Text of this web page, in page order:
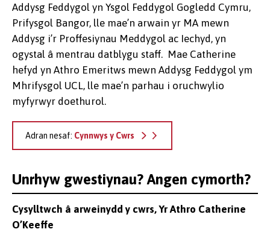
Addysg Feddygol yn Ysgol Feddygol Gogledd Cymru,
Prifysgol Bangor, lle mae’n arwain yr MA mewn
Addysg i’r Proffesiynau Meddygol ac Iechyd, yn
ogystal â mentrau datblygu staff. Mae Catherine
hefyd yn Athro Emeritws mewn Addysg Feddygol ym
Mhrifysgol UCL, lle mae’n parhau i oruchwylio
myfyrwyr doethurol.
Adran nesaf: Cynnwys y Cwrs
Unrhyw gwestiynau? Angen cymorth?
Cysylltwch â arweinydd y cwrs, Yr Athro Catherine
O’Keeffe